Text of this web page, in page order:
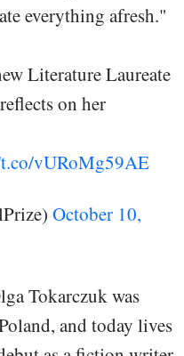
everything afresh."
Literature Laureate
on her
vURoMg59AE
October 10,
Tokarczuk was
and today lives